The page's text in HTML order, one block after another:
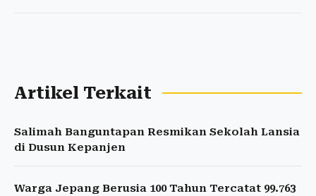
Artikel Terkait
Salimah Banguntapan Resmikan Sekolah Lansia
di Dusun Kepanjen
Warga Jepang Berusia 100 Tahun Tercatat 99.763